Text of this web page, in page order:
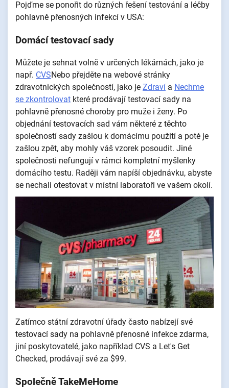
Pojďme se ponořit do různých řešení testování a léčby
pohlavně přenosných infekcí v USA:
Domácí testovací sady
Můžete je sehnat volně v určených lékárnách, jako je
např. CVSNebo přejděte na webové stránky
zdravotnických společností, jako je Zdraví a Nechme
se zkontrolovat které prodávají testovací sady na
pohlavně přenosné choroby pro muže i ženy. Po
objednání testovacích sad vám některé z těchto
společností sady zašlou k domácímu použití a poté je
zašlou zpět, aby mohly váš vzorek posoudit. Jiné
společnosti nefungují v rámci kompletní myšlenky
domácího testu. Raději vám napíší objednávku, abyste
se nechali otestovat v místní laboratoři ve vašem okolí.
Zatímco státní zdravotní úřady často nabízejí své
testovací sady na pohlavně přenosné infekce zdarma,
jiní poskytovatelé, jako například CVS a Let's Get
Checked, prodávají své za $99.
Společně TakeMeHome